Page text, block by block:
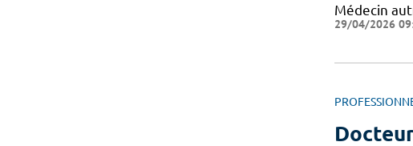
Médecin
29/04/2026